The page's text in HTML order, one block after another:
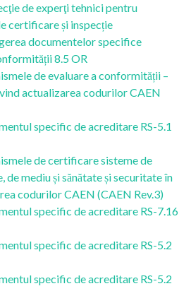
de experţi tehnici pentru
certificare și inspecție
documentelor specifice
8.5 OR
de evaluare a conformității –
actualizarea codurilor CAEN
specific de acreditare RS-5.1
de certificare sisteme de
de mediu și sănătate și securitate în
codurilor CAEN (CAEN Rev.3)
specific de acreditare RS-7.16
specific de acreditare RS-5.2
specific de acreditare RS-5.2